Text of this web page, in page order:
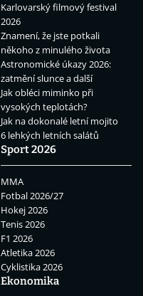
Karlovarský filmový festival
2026
Znamení, že jste potkali
někoho z minulého života
Astronomické úkazy 2026:
zatmění slunce a další
Jak obléci miminko při
vysokých teplotách?
Jak na dokonalé letní mojito
6 lehkých letních salátů
Sport 2026
MMA
Fotbal 2026/27
Hokej 2026
Tenis 2026
F1 2026
Atletika 2026
Cyklistika 2026
Ekonomika